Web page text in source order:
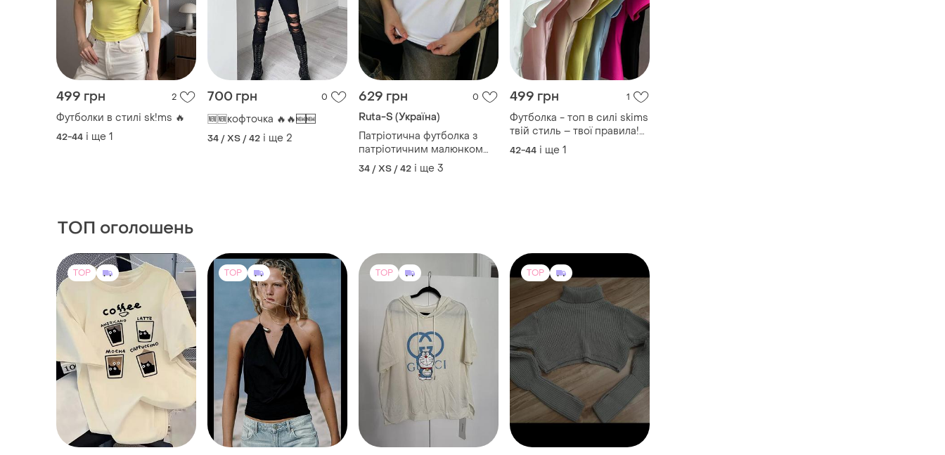
499 грн 2
Футболки в стилі sk!ms 🔥
42-44 і ще 1
700 грн 0
🆕🆕кофточка 🔥🔥🆕🆕
34 / XS / 42 і ще 2
629 грн 0
Ruta-S (Україна)
Патріотична футболка з
патріотичним малюнком
колоски 🔥 турецький 🇹🇷
кулір бавовна + 3d накат
34 / XS / 42 і ще 3
499 грн 1
Футболка - топ в силі skims
твій стиль – твої правила!
🔥
42-44 і ще 1
ТОП оголошень
TOP TOP TOP TOP